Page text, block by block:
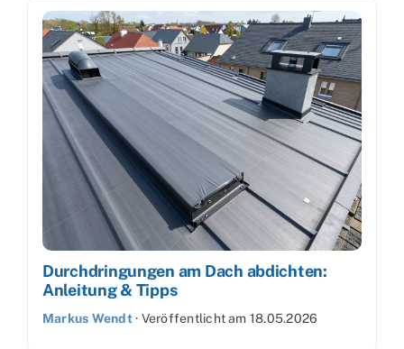
Durchdringungen am Dach abdichten:
Anleitung & Tipps
Markus Wendt· Veröffentlicht am 18.05.2026